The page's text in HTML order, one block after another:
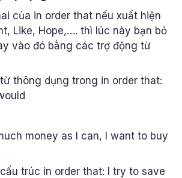
của in order that nếu xuất hiện
Like, Hope,…. thì lúc này bạn bỏ
vào đó bằng các trợ động từ
thông dụng trong in order that:
money as I can, I want to buy
trúc in order that: I try to save